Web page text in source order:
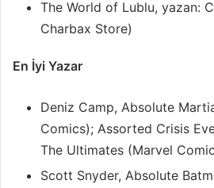
The World of Lublu, yazan:
Charbax Store)
En İyi Yazar
Deniz Camp, Absolute
Comics); Assorted Crisis
The Ultimates (Marvel
Scott Snyder, Absolute